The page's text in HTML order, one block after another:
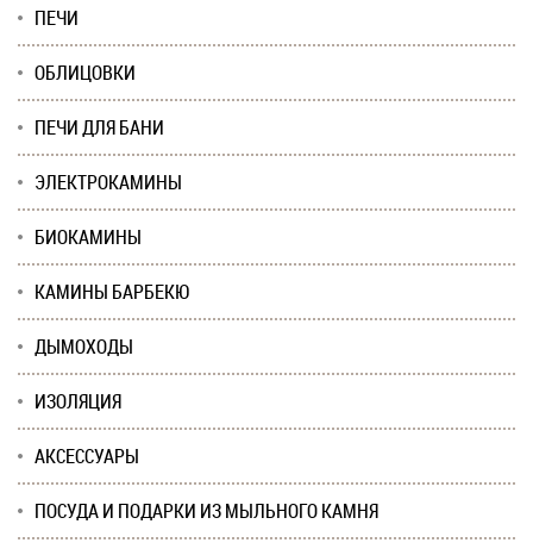
ПЕЧИ
ОБЛИЦОВКИ
ПЕЧИ ДЛЯ БАНИ
ЭЛЕКТРОКАМИНЫ
БИОКАМИНЫ
КАМИНЫ БАРБЕКЮ
ДЫМОХОДЫ
ИЗОЛЯЦИЯ
АКСЕССУАРЫ
ПОСУДА И ПОДАРКИ ИЗ МЫЛЬНОГО КАМНЯ